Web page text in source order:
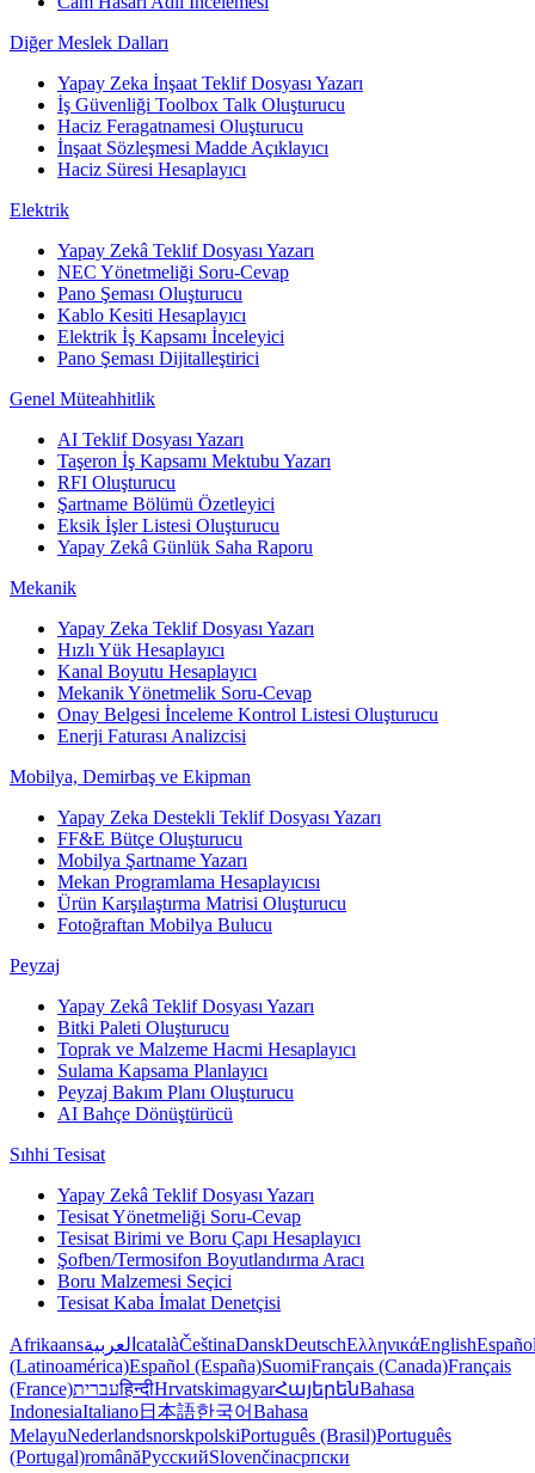
Diğer Meslek Dalları
Yapay Zeka İnşaat Teklif Dosyası Yazarı
İş Güvenliği Toolbox Talk Oluşturucu
Haciz Feragatnamesi Oluşturucu
İnşaat Sözleşmesi Madde Açıklayıcı
Haciz Süresi Hesaplayıcı
Elektrik
Yapay Zekâ Teklif Dosyası Yazarı
NEC Yönetmeliği Soru-Cevap
Pano Şeması Oluşturucu
Kablo Kesiti Hesaplayıcı
Elektrik İş Kapsamı İnceleyici
Pano Şeması Dijitalleştirici
Genel Müteahhitlik
AI Teklif Dosyası Yazarı
Taşeron İş Kapsamı Mektubu Yazarı
RFI Oluşturucu
Şartname Bölümü Özetleyici
Eksik İşler Listesi Oluşturucu
Yapay Zekâ Günlük Saha Raporu
Mekanik
Yapay Zeka Teklif Dosyası Yazarı
Hızlı Yük Hesaplayıcı
Kanal Boyutu Hesaplayıcı
Mekanik Yönetmelik Soru-Cevap
Onay Belgesi İnceleme Kontrol Listesi Oluşturucu
Enerji Faturası Analizcisi
Mobilya, Demirbaş ve Ekipman
Yapay Zeka Destekli Teklif Dosyası Yazarı
FF&E Bütçe Oluşturucu
Mobilya Şartname Yazarı
Mekan Programlama Hesaplayıcısı
Ürün Karşılaştırma Matrisi Oluşturucu
Fotoğraftan Mobilya Bulucu
Peyzaj
Yapay Zekâ Teklif Dosyası Yazarı
Bitki Paleti Oluşturucu
Toprak ve Malzeme Hacmi Hesaplayıcı
Sulama Kapsama Planlayıcı
Peyzaj Bakım Planı Oluşturucu
AI Bahçe Dönüştürücü
Sıhhi Tesisat
Yapay Zekâ Teklif Dosyası Yazarı
Tesisat Yönetmeliği Soru-Cevap
Tesisat Birimi ve Boru Çapı Hesaplayıcı
Şofben/Termosifon Boyutlandırma Aracı
Boru Malzemesi Seçici
Tesisat Kaba İmalat Denetçisi
Afrikaansالعربية catalàČeštinaDanskDeutschΕλληνικάEnglish
(Latinoamérica)Español (España)SuomiFrançais (Canada)Français
(France)עבריתहिन्दीHrvatskimagyarՀայերենBahasa
IndonesiaItaliano日本語한국어Bahasa
MelayuNederlandsnorskpolskiPortuguês (Brasil)Português
(Portugal)românăРусскийSlovenčinaсрпски